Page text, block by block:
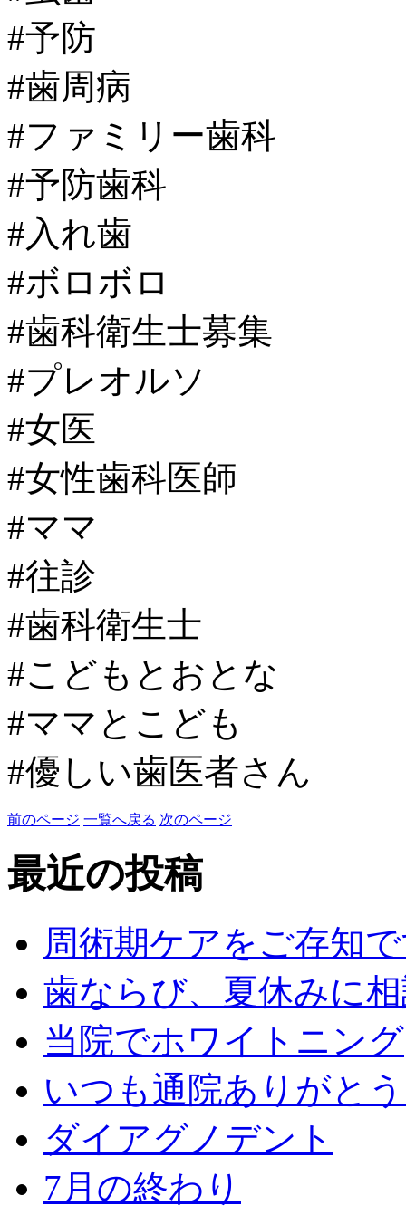
#予防
#歯周病
#ファミリー歯科
#予防歯科
#入れ歯
#ボロボロ
#歯科衛生士募集
#プレオルソ
#女医
#女性歯科医師
#ママ
#往診
#歯科衛生士
#こどもとおとな
#ママとこども
#優しい歯医者さん
前のページ 一覧へ戻る 次のページ
最近の投稿
周術期ケアをご存知
歯ならび、夏休みに
当院でホワイトニング
いつも通院ありがと
ダイアグノデント
7月の終わり